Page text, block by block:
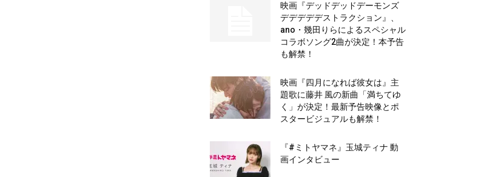
映画『デッドデッドデーモンズ
デデデデデストラクション』、
ano・幾田りらによるスペシャル
コラボソング2曲が決定！本予告
も解禁！
映画『四月になれば彼女は』主
題歌に藤井 風の新曲「満ちてゆ
く」が決定！最新予告映像とポ
スタービジュアルも解禁！
『#ミトヤマネ』玉城ティナ 動
画インタビュー